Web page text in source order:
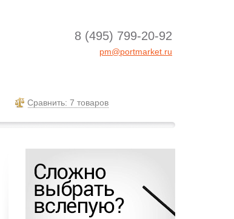
8 (495) 799-20-92
pm@portmarket.ru
Cравнить: 7 товаров